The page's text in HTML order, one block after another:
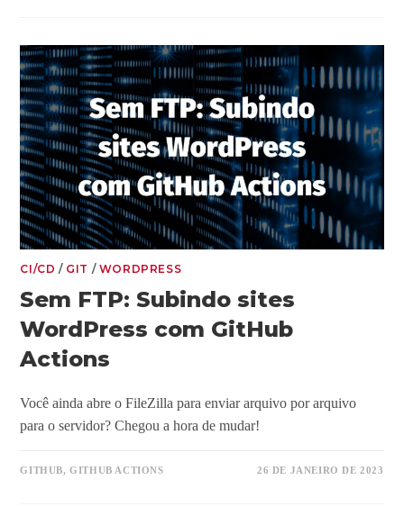
CI/CD / GIT / WORDPRESS
Sem FTP: Subindo sites
WordPress com GitHub
Actions
Você ainda abre o FileZilla para enviar arquivo por arquivo
para o servidor? Chegou a hora de mudar!
GITHUB,GITHUB ACTIONS 26 DE JANEIRO DE 2023